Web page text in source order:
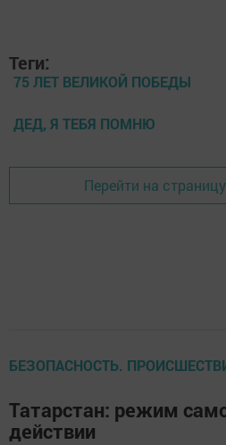
Теги:
75 ЛЕТ ВЕЛИКОЙ ПОБЕДЫ
ДЕД, Я ТЕБЯ ПОМНЮ
Перейти на
БЕЗОПАСНОСТЬ.
Татарстан: режим
действии